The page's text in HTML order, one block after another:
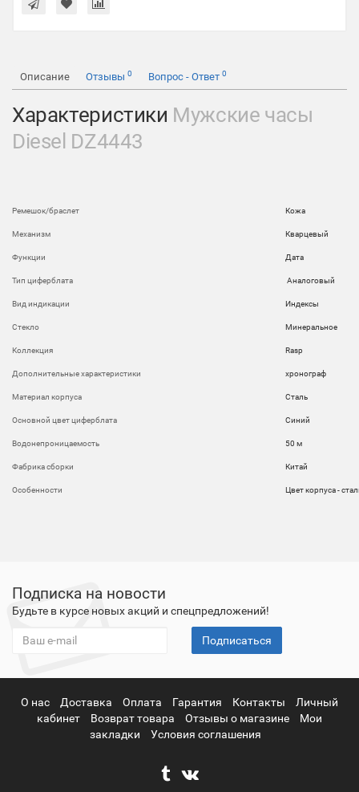
Описание Отзывы 0 Вопрос - Ответ 0
Характеристики Мужские часы
Diesel DZ4443
Ремешок/браслет Кожа
Механизм Кварцевый
Функции Дата
Тип циферблата Аналоговый
Вид индикации Индексы
Стекло Минеральное
Коллекция Rasp
Дополнительные характеристики хронограф
Материал корпуса Сталь
Основной цвет циферблата Синий
Водонепроницаемость 50 м
Фабрика сборки Китай
Особенности Цвет корпуса -
Подписка на новости
Будьте в курсе новых акций и спецпредложений!
Подписаться
О нас Доставка Оплата Гарантия Контакты
Личный
кабинет
Возврат товара Отзывы о магазине
Мои
закладки
Условия соглашения